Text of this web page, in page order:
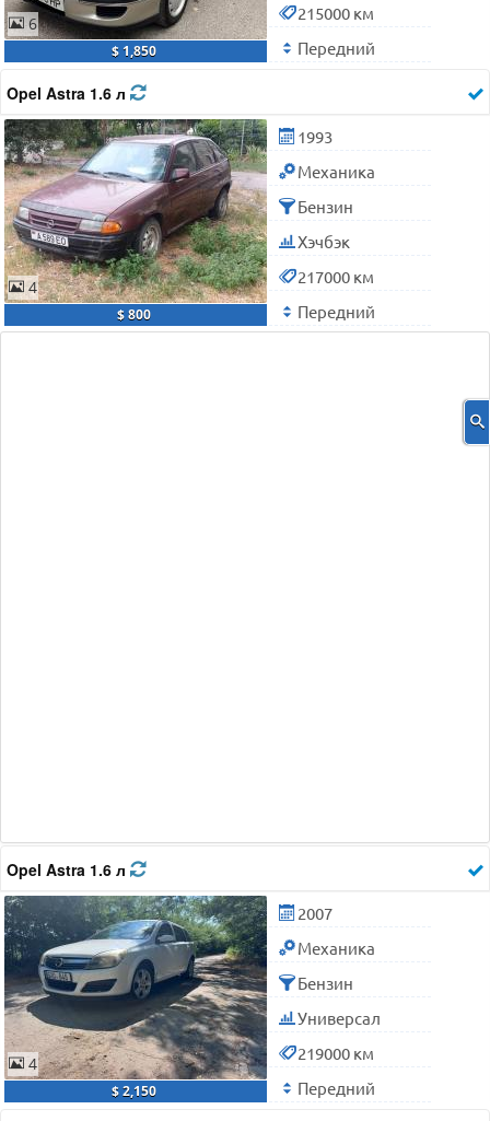
6
$ 1,850
215000 км
Передний
Opel Astra 1.6 л
4
$ 800
1993
Механика
Бензин
Хэчбэк
217000 км
Передний
Opel Astra 1.6 л
4
$ 2,150
2007
Механика
Бензин
Универсал
219000 км
Передний